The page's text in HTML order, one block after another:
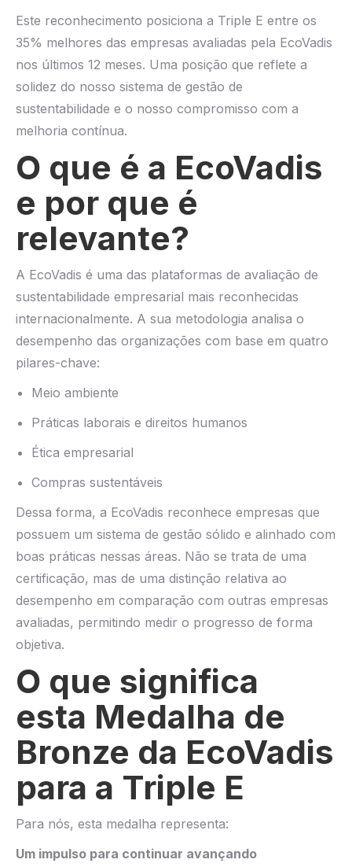
Este reconhecimento posiciona a Triple E entre os
35% melhores das empresas avaliadas pela EcoVadis
nos últimos 12 meses. Uma posição que reflete a
solidez do nosso sistema de gestão de
sustentabilidade e o nosso compromisso com a
melhoria contínua.
O que é a EcoVadis
e por que é
relevante?
A EcoVadis é uma das plataformas de avaliação de
sustentabilidade empresarial mais reconhecidas
internacionalmente. A sua metodologia analisa o
desempenho das organizações com base em quatro
pilares-chave:
Meio ambiente
Práticas laborais e direitos humanos
Ética empresarial
Compras sustentáveis
Dessa forma, a EcoVadis reconhece empresas que
possuem um sistema de gestão sólido e alinhado com
boas práticas nessas áreas. Não se trata de uma
certificação, mas de uma distinção relativa ao
desempenho em comparação com outras empresas
avaliadas, permitindo medir o progresso de forma
objetiva.
O que significa
esta Medalha de
Bronze da EcoVadis
para a Triple E
Para nós, esta medalha representa:
Um impulso para continuar avançando